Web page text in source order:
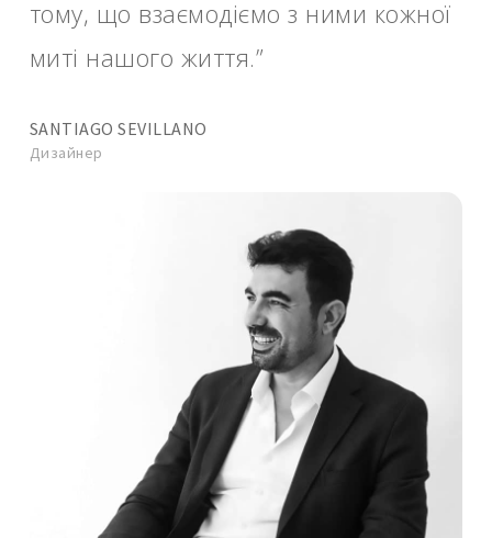
тому, що взаємодіємо з ними кожної
миті нашого життя.”
SANTIAGO SEVILLANO
Дизайнер